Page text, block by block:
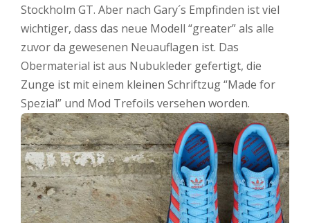
Stockholm GT. Aber nach Gary´s Empfinden ist viel
wichtiger, dass das neue Modell “greater” als alle
zuvor da gewesenen Neuauflagen ist. Das
Obermaterial ist aus Nubukleder gefertigt, die
Zunge ist mit einem kleinen Schriftzug “Made for
Spezial” und Mod Trefoils versehen worden.